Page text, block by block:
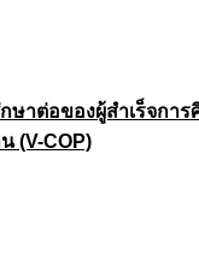
าต่อของผู้สำเร็จการ
(V-COP)